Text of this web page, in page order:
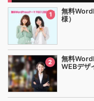
1
無料
様）
2
無料
WEBデザ